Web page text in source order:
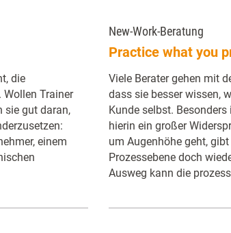
die
Trainer
sie gut daran,
einem
New-Work-Beratung
Practice what you
Viele Berater gehen mit
dass sie besser wissen,
Kunde selbst.
hierin ein großer
um Augenhöhe geht,
Prozessebene doch
Ausweg kann die